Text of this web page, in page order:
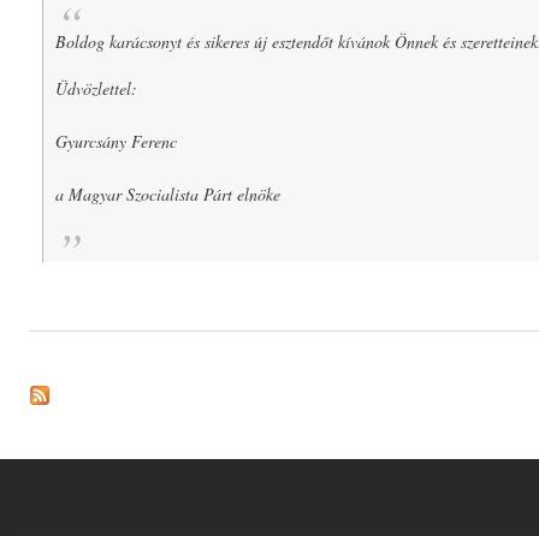
Boldog karácsonyt és sikeres új esztendőt kívánok Önnek és
Üdvözlettel:
Gyurcsány Ferenc
a Magyar Szocialista Párt elnöke